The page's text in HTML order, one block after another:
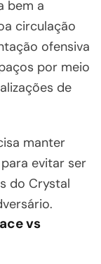
bem a
circulação
ofensiva
por meio
de
manter
evitar ser
do Crystal
vs